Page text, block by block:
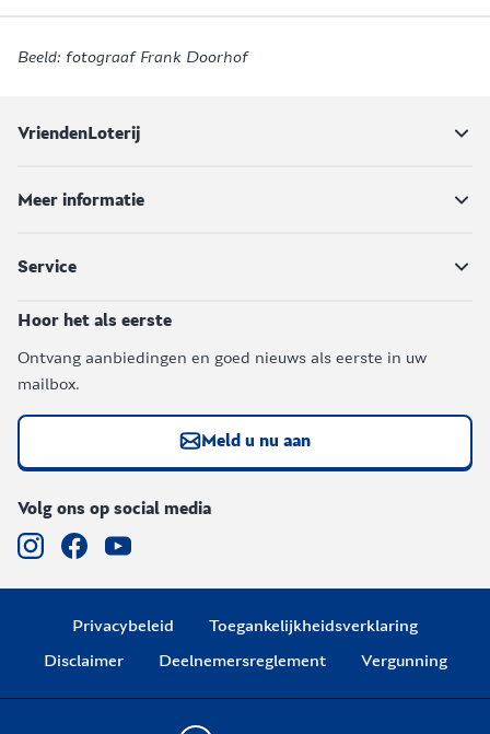
Beeld: fotograaf Frank Doorhof
VriendenLoterij
Meer informatie
Service
Hoor het als eerste
Ontvang aanbiedingen en goed nieuws als eerste in uw
mailbox.
Meld u nu aan
Volg ons op social media
Privacybeleid
Toegankelijkheidsverklaring
Disclaimer
Deelnemersreglement Vergunning